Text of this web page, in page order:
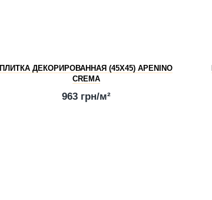
ПЛИТКА ДЕКОРИРОВАННАЯ (45Х45) APENINO
CREMA
963 грн/м²